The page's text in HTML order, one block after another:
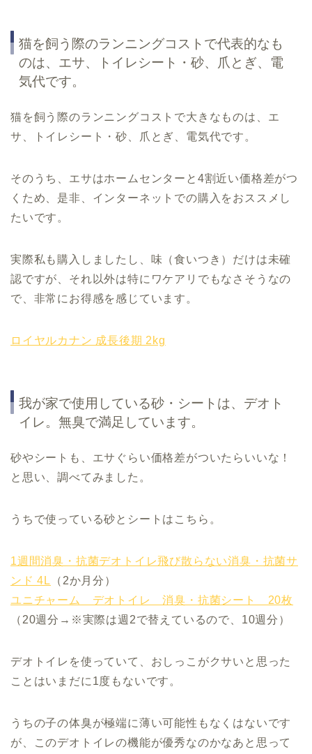
猫を飼う際のランニングコストで代表的なも
のは、エサ、トイレシート・砂、爪とぎ、電
気代です。
猫を飼う際のランニングコストで大きなものは、エ
サ、トイレシート・砂、爪とぎ、電気代です。
そのうち、エサはホームセンターと4割近い価格差がつ
くため、是非、インターネットでの購入をおススメし
たいです。
実際私も購入しましたし、味（食いつき）だけは未確
認ですが、それ以外は特にワケアリでもなさそうなの
で、非常にお得感を感じています。
ロイヤルカナン 成長後期 2kg
我が家で使用している砂・シートは、デオト
イレ。無臭で満足しています。
砂やシートも、エサぐらい価格差がついたらいいな！
と思い、調べてみました。
うちで使っている砂とシートはこちら。
1週間消臭・抗菌デオトイレ飛び散らない消臭・抗菌サ
ンド 4L
（2か月分）
ユニチャーム デオトイレ 消臭・抗菌シート 20枚
（20週分→※実際は週2で替えているので、10週分）
デオトイレを使っていて、おしっこがクサいと思った
ことはいまだに1度もないです。
うちの子の体臭が極端に薄い可能性もなくはないです
が、このデオトイレの機能が優秀なのかなあと思って